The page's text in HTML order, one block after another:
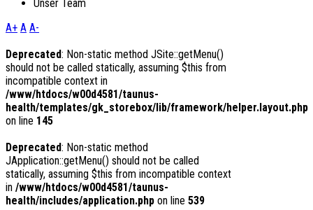
Unser Team
A+ A A-
Deprecated: Non-static method JSite::getMenu()
should not be called statically, assuming $this from
incompatible context in
/www/htdocs/w00d4581/taunus-
health/templates/gk_storebox/lib/framework/helper.layout.php
on line 145
Deprecated: Non-static method
JApplication::getMenu() should not be called
statically, assuming $this from incompatible context
in /www/htdocs/w00d4581/taunus-
health/includes/application.php on line 539